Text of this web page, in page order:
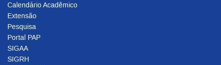
Calendário Acadêmico
Extensão
Pesquisa
Portal PAP
SIGAA
SIGRH